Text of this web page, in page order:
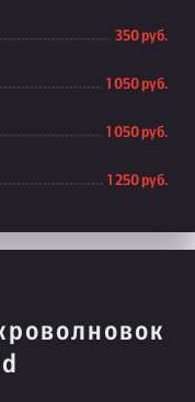
350 руб.
1 050 руб.
1 050 руб.
1 250 руб.